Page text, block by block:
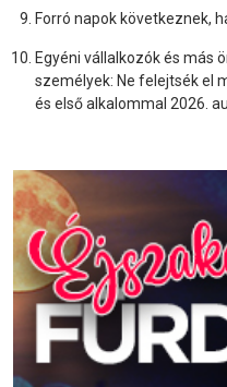
Forró napok következnek,
Egyéni vállalkozók és más
személyek: Ne felejtsék el
és első alkalommal 2026.